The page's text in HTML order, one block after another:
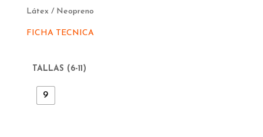
Látex / Neopreno
FICHA TECNICA
TALLAS (6-11)
9